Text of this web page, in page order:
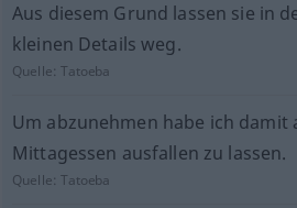
Aus diesem Grund lassen sie in
kleinen Details weg.
Quelle:Tatoeba
Um abzunehmen habe ich damit
Mittagessen ausfallen zu lassen.
Quelle:Tatoeba